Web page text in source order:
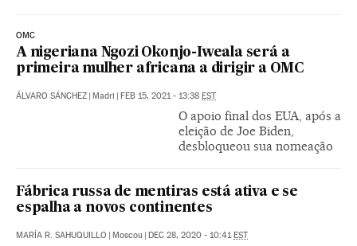
OMC
A nigeriana Ngozi Okonjo-Iweala será a
primeira mulher africana a dirigir a OMC
ÁLVARO SÁNCHEZ | Madri | FEB 15, 2021 - 13:38 EST
O apoio final dos EUA, após a
eleição de Joe Biden,
desbloqueou sua nomeação
Fábrica russa de mentiras está ativa e se
espalha a novos continentes
MARÍA R. SAHUQUILLO | Moscou | DEC 28, 2020 - 10:41EST